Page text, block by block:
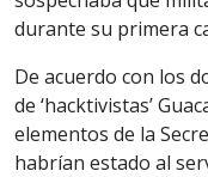
durante su primera
De acuerdo con los
de ‘hacktivistas’
elementos de la
habrían estado al